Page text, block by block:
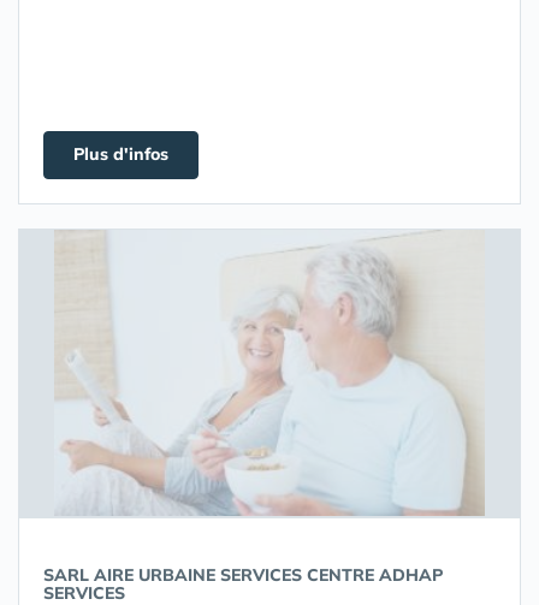
Plus d'infos
SARL AIRE URBAINE SERVICES CENTRE ADHAP
SERVICES